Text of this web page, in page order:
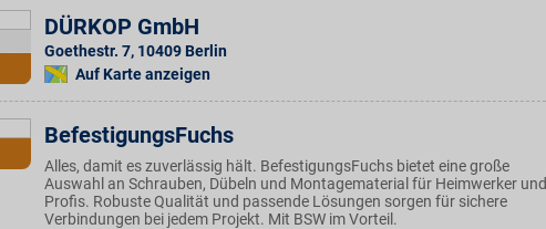
DÜRKOP GmbH
Goethestr. 7, 10409 Berlin
Auf Karte anzeigen
BefestigungsFuchs
Alles, damit es zuverlässig hält. BefestigungsFuchs bietet eine große
Auswahl an Schrauben, Dübeln und Montagematerial für Heimwerker und
Profis. Robuste Qualität und passende Lösungen sorgen für sichere
Verbindungen bei jedem Projekt. Mit BSW im Vorteil.